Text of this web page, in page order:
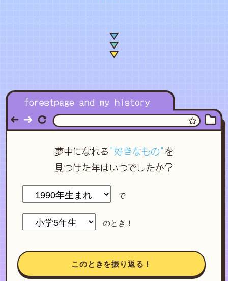
夢中になれる"好きなもの"を
見つけた年はいつでしたか？
で
のとき！
このときを振り返る！